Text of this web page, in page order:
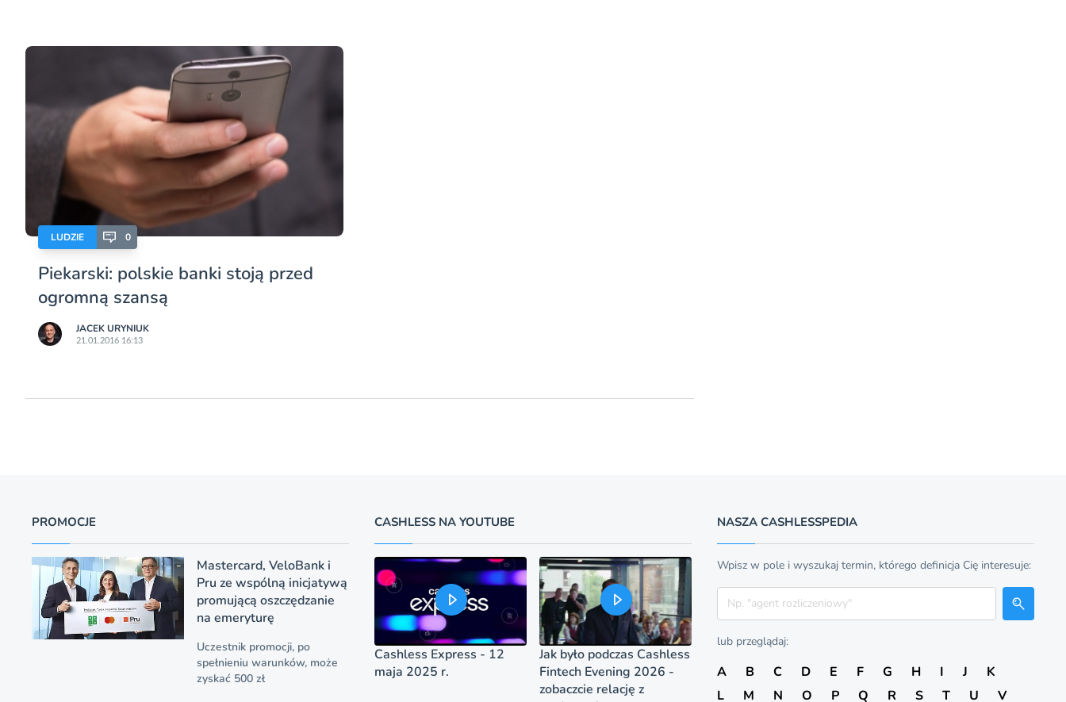
LUDZIE 0
Piekarski: polskie banki stoją przed
ogromną szansą
JACEK URYNIUK
21.01.2016 16:13
PROMOCJE
Mastercard, VeloBank i
Pru ze wspólną inicjatywą
promującą oszczędzanie
na emeryturę
Uczestnik promocji, po
spełnieniu warunków, może
zyskać 500 zł
CASHLESS NA YOUTUBE
Cashless Express - 12
maja 2025 r.
Jak było podczas Cashless
Fintech Evening 2026 -
zobaczcie relację z
NASZA CASHLESSPEDIA
Wpisz w pole i wyszukaj termin, którego definicja Cię interesuje:
Szukaj
lub przeglądaj:
A B C D E F G H I J
K
L
M N O P Q R S T U V